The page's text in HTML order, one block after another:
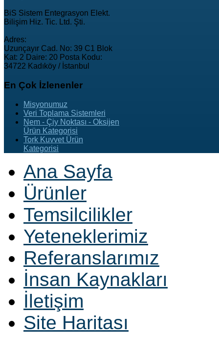
BiS Sistem Entegrasyon Elekt.
Bilişim Hiz. Tic. Ltd. Şti.
Adres:
Uzunçayır Cad. No: 39 C1 Blok
Kat: 2 Daire: 20 Posta Kodu:
34722 Kadıköy / İstanbul
En Çok İzlenenler
Misyonumuz
Veri Toplama Sistemleri
Nem - Çiy Noktası - Oksijen
Ürün Kategorisi
Tork Kuvvet Ürün
Kategorisi
Ana Sayfa
Ürünler
Temsilcilikler
Yeteneklerimiz
Referanslarımız
İnsan Kaynakları
İletişim
Site Haritası